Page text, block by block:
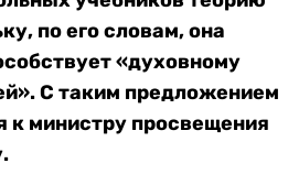
по его словам, она
«духовному
С таким предложением
к министру просвещения